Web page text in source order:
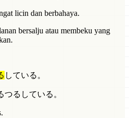
licin dan berbahaya.
bersalju atau membeku yang
している。
るしている。